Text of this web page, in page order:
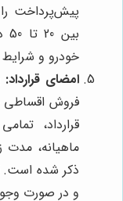
پیش‌پرداخت
خودرو و
امضای قرارداد:
فروش اقساطی
قرارداد،
ماهیانه،
ذکر شده است.
و در صورت